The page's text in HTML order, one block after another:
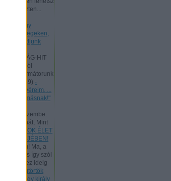
a kereszten...
tehát nagy
az egeken,
HIT
és reformátorunk
19:19) -
"Testvéreim, ...
egymásnak!"
jutott eszembe:
taníts hát, Mint
ÖRÖK ÉLET
BÖJTJÉBEN!
Ma, a
Jézus így szól
mind ez ideig
- Csütörtök
hogy király